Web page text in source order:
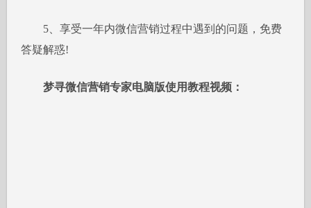
5、享受一年内微信营销过程中遇到的问题，免费
答疑解惑!
梦寻微信营销专家电脑版使用教程视频：